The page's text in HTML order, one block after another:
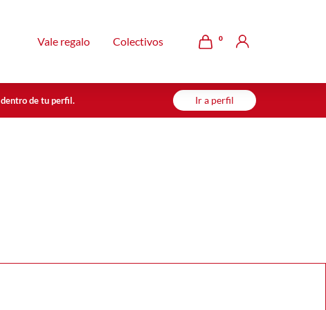
Vale regalo Colectivos 0
dentro de tu perfil. Ir a perfil